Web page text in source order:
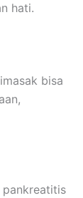
hati.
bisa
pankreatitis